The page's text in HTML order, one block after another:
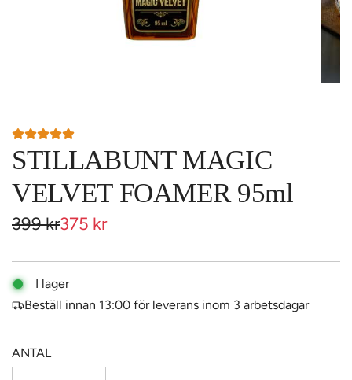
STILLABUNT MAGIC
VELVET FOAMER 95ml
Reapris
399 kr
Ordinarie375 kr
I lager
Beställ innan 13:00 för leverans inom 3 arbetsdagar
ANTAL